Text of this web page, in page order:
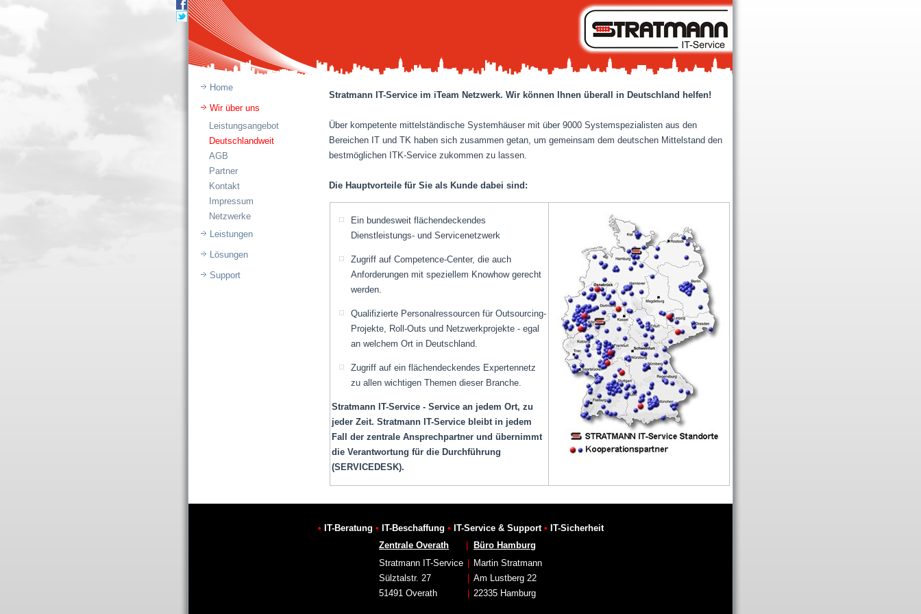
Home
Wir über uns
Leistungsangebot
Deutschlandweit
AGB
Partner
Kontakt
Impressum
Netzwerke
Leistungen
Lösungen
Support
Stratmann IT-Service im iTeam Netzwerk. Wir können Ihnen überall in Deutschland helfen!
Über kompetente mittelständische Systemhäuser mit über 9000 Systemspezialisten aus den
Bereichen IT und TK haben sich zusammen getan, um gemeinsam dem deutschen Mittelstand den
bestmöglichen ITK-Service zukommen zu lassen.
Die Hauptvorteile für Sie als Kunde dabei sind:
Ein bundesweit flächendeckendes
Dienstleistungs- und Servicenetzwerk
Zugriff auf Competence-Center, die auch
Anforderungen mit speziellem Knowhow gerecht
werden.
Qualifizierte Personalressourcen für Outsourcing-
Projekte, Roll-Outs und Netzwerkprojekte - egal
an welchem Ort in Deutschland.
Zugriff auf ein flächendeckendes Expertennetz
zu allen wichtigen Themen dieser Branche.
Stratmann IT-Service - Service an jedem Ort, zu
jeder Zeit. Stratmann IT-Service bleibt in jedem
Fall der zentrale Ansprechpartner und übernimmt
die Verantwortung für die Durchführung
(SERVICEDESK).
• IT-Beratung • IT-Beschaffung • IT-Service & Support • IT-Sicherheit
Zentrale Overath
Büro Hamburg
Stratmann IT-Service
Sülztalstr. 27
51491 Overath
Martin Stratmann
Am Lustberg 22
22335 Hamburg